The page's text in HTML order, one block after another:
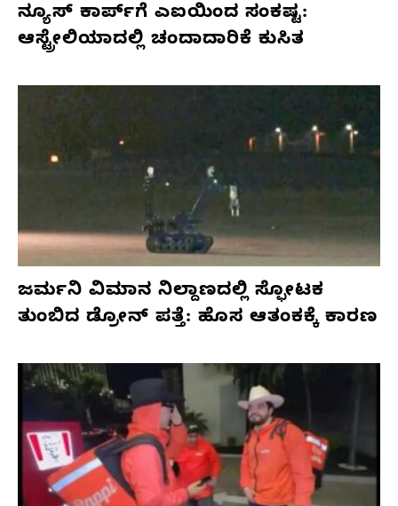
ನ್ಯೂಸ್ ಕಾರ್ಪ್‌ಗೆ ಎಐಯಿಂದ ಸಂಕಷ್ಟ:
ಆಸ್ಟ್ರೇಲಿಯಾದಲ್ಲಿ ಚಂದಾದಾರಿಕೆ ಕುಸಿತ
ಜರ್ಮನಿ ವಿಮಾನ ನಿಲ್ದಾಣದಲ್ಲಿ ಸ್ಫೋಟಕ
ತುಂಬಿದ ಡ್ರೋನ್ ಪತ್ತೆ: ಹೊಸ ಆತಂಕಕ್ಕೆ ಕಾರಣ